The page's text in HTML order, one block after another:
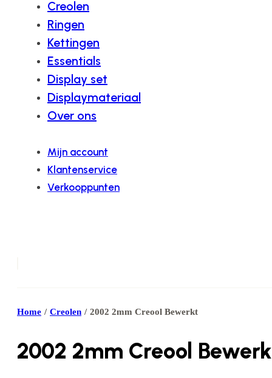
Creolen
Ringen
Kettingen
Essentials
Display set
Displaymateriaal
Over ons
Mijn account
Klantenservice
Verkooppunten
Home / Creolen / 2002 2mm Creool Bewerkt
2002 2mm Creool